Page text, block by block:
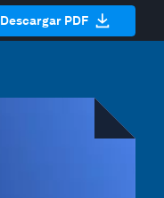
Descargar PDF